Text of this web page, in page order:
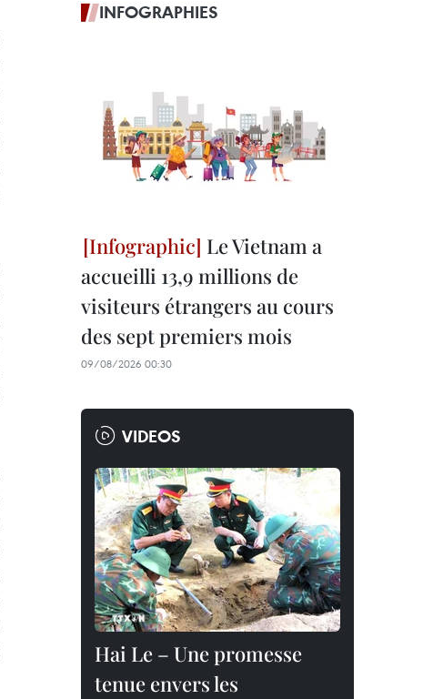
INFOGRAPHIES
Le Vietnam a
accueilli 13,9 millions de
visiteurs étrangers au cours
des sept premiers mois
09/08/2026 00:30
VIDEOS
Hai Le – Une promesse
tenue envers les